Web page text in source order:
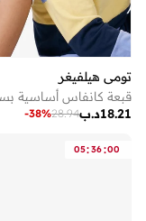
تومي هيلفيغر
د.ب18.21
28.94
-38%
05:36:00